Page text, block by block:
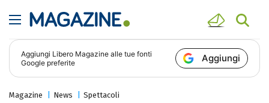
Aggiungi Libero Magazine alle tue fonti
Google preferite
Aggiungi
Magazine News Spettacoli